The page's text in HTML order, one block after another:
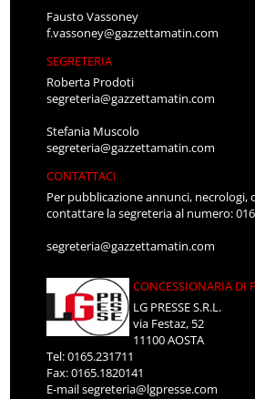
Fausto Vassoney
f.vassoney@gazzettamatin.com
SEGRETERIA
Roberta Prodoti
segreteria@gazzettamatin.com
Stefania Muscolo
segreteria@gazzettamatin.com
CONTATTACI
Per pubblicazione annunci, necrologi,
contattare la segreteria al numero:
segreteria@gazzettamatin.com
CONCESSIONARIA DI
LG PRESSE S.R.L.
via Festaz, 52
11100 AOSTA
Tel: 0165.231711
Fax: 0165.1820141
E-mailsegreteria@lgpresse.com